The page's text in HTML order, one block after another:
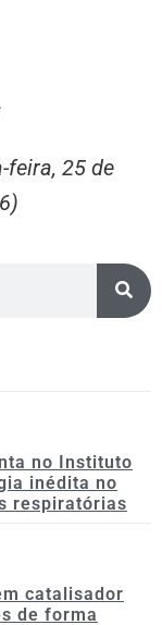
feira, 25 de
no Instituto
inédita no
respiratórias
catalisador
de forma